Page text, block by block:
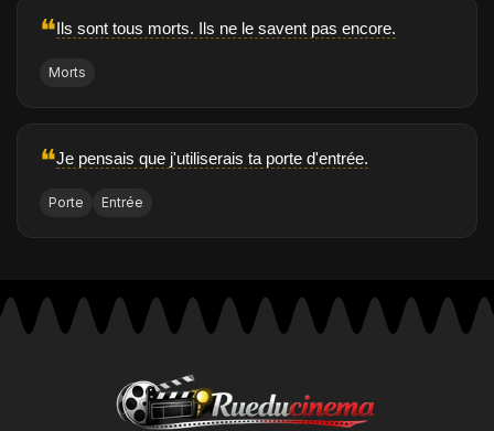
❝Ils sont tous morts. Ils ne le savent pas encore.
Morts
❝Je pensais que j'utiliserais ta porte d'entrée.
Porte Entrée